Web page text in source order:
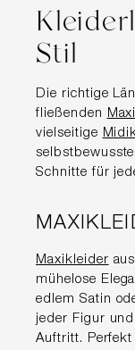
Stil
Die richtige
fließenden
vielseitige
Schnitte für
Maxikleider
mühelose
edlem Satin
jeder Figur
Auftritt.